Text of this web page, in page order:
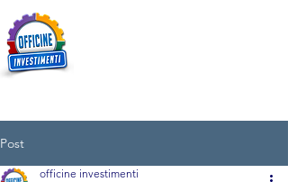
Post
officine investimenti